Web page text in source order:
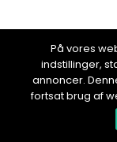
På vores
indstillinger,
annoncer.
fortsat brug af